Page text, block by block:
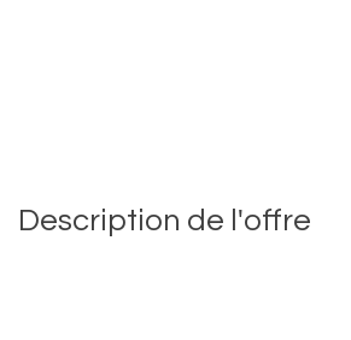
Description de l'offre